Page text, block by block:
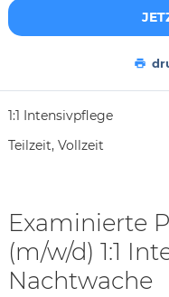
1:1 Intensivpflege
Teilzeit, Vollzeit
Examinierte
(m/w/d) 1:1
Nachtwache